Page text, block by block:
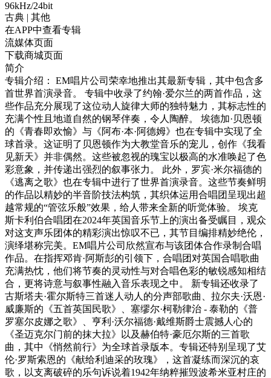
96kHz/24bit
古典 | 其他
在APP中查看专辑
流媒体页面
下载商城页面
简介
专辑介绍： EM唱片公司荣幸地推出其最新专辑，其中包含多
首世界首演录音。 专辑中收录了约翰·爱尔兰的两首作品，这
些作品充分展现了这位动人旋律大师的独特魅力，其标志性的
充满个性且地道自然的钢琴伴奏，令人陶醉。 埃德加·贝恩顿
的《青春即欢愉》与《阿布·本·阿德姆》也在专辑中实现了全
球首录。这证明了贝恩顿作为大教堂音乐的宠儿，创作《我看
见新天》并非偶然。这些被忽视的瑰宝以极高的水准唤起了色
彩意象，并传递出强烈的叙事张力。 此外，罗宾·米尔福德的
《逃离之歌》也在专辑中进行了世界首演录音。这些节奏鲜明
的作品以精妙的半音阶技法构筑，其织体运用合唱团呈现出超
越常规的“管弦乐般”效果，给人带来全新的听觉体验。 埃克
斯卡利伯合唱团在2024年英国音乐节上的演出备受瞩目，观众
对这支声乐团体的精彩演出惊叹不已，其节目编排精妙绝伦，
演绎堪称完美。EM唱片公司欣然宣布与该团体合作录制合唱
作品。在指挥邓肯·阿斯彭的引领下，合唱团对英国合唱歌曲
充满热忱，他们将节奏的灵动性与对合唱色彩的敏锐感知相结
合，更将诗意与叙事性融入音乐表现之中。 新专辑还收录了
古斯塔夫·霍尔斯特三首迷人动人的分声部歌曲、拉尔夫·沃恩·
威廉斯的《五首英国民歌》、塞缪尔·柯勒律治 - 泰勒的《普
罗塞尔皮娜之歌》、亨利·沃尔福德·戴维斯爵士震撼人心的
《圣迈克尔门前的抹大拉》以及赫伯特·豪厄尔斯的三首歌
曲，其中《悄然前行》为全球首录版本。专辑还特别呈现了艾
伦·罗斯索恩的《献给利迪采的玫瑰》，这首凝练而深沉的哀
歌，以支离破碎的乐句诉说着1942年纳粹摧毁波希米亚村庄的